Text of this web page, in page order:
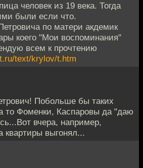
человек из 19 века. Тогда
были если что.
по матери акдемик
коего "Мои воспоминания"
всем к прочтению
text/krylov/t.htm
Побольше бы таких
то Фоменки, Каспаровы да "даю
вчера, например,
квартиры выгонял...